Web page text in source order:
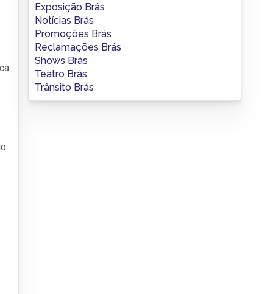
Exposição Brás
Notícias Brás
Promoções Brás
Reclamações Brás
Shows Brás
Teatro Brás
Trânsito Brás